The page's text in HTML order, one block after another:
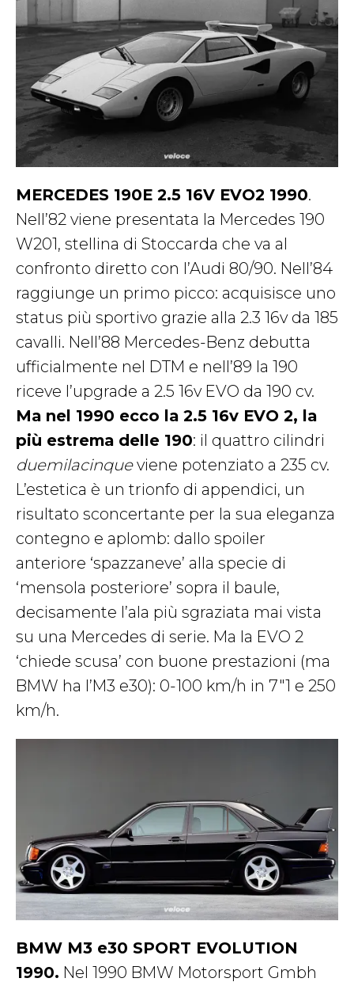
MERCEDES 190E 2.5 16V EVO2 1990.
Nell’82 viene presentata la Mercedes 190
W201, stellina di Stoccarda che va al
confronto diretto con l’Audi 80/90. Nell’84
raggiunge un primo picco: acquisisce uno
status più sportivo grazie alla 2.3 16v da 185
cavalli. Nell’88 Mercedes-Benz debutta
ufficialmente nel DTM e nell’89 la 190
riceve l’upgrade a 2.5 16v EVO da 190 cv.
Ma nel 1990 ecco la 2.5 16v EVO 2, la
più estrema delle 190: il quattro cilindri
duemilacinqueviene potenziato a 235 cv.
L’estetica è un trionfo di appendici, un
risultato sconcertante per la sua eleganza
contegno e aplomb: dallo spoiler
anteriore ‘spazzaneve’ alla specie di
‘mensola posteriore’ sopra il baule,
decisamente l’ala più sgraziata mai vista
su una Mercedes di serie. Ma la EVO 2
‘chiede scusa’ con buone prestazioni (ma
BMW ha l’M3 e30): 0-100 km/h in 7″1 e 250
km/h.
BMW M3 e30 SPORT EVOLUTION
1990. Nel 1990 BMW Motorsport Gmbh